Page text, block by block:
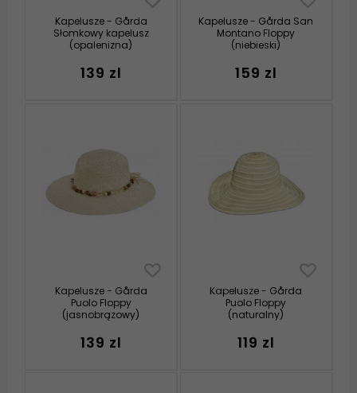
Kapelusze - Gårda
Słomkowy kapelusz
(opalenizna)
139 zl
Kapelusze - Gårda San
Montano Floppy
(niebieski)
159 zl
Kapelusze - Gårda
Puolo Floppy
(jasnobrązowy)
139 zl
Kapelusze - Gårda
Puolo Floppy
(naturalny)
119 zl